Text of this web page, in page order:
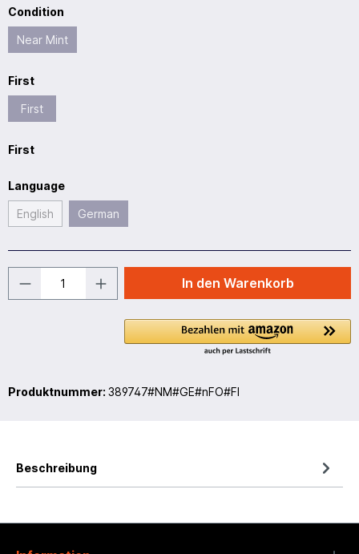
Condition
Near Mint
First
First
First
Language
English German
In den Warenkorb
Produktnummer: 389747#NM#GE#nFO#FI
Beschreibung